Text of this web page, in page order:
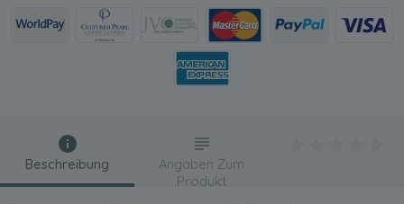
Beschreibung
Angaben Zum
Produkt